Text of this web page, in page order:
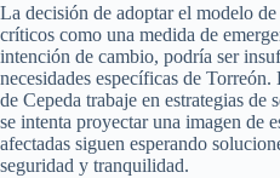
La decisión de adoptar el modelo
críticos como una medida de
intención de cambio, podría ser
necesidades específicas de
de Cepeda trabaje en estrategias de
se intenta proyectar una imagen de
afectadas siguen esperando
seguridad y tranquilidad.